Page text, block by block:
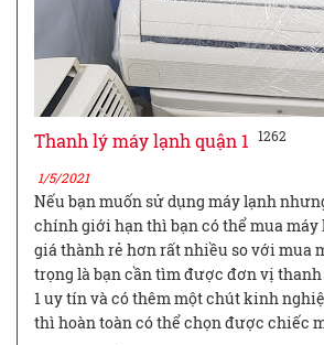
Thanh lý máy lạnh quận 1 1262
1/5/2021
Nếu bạn muốn sử dụng máy lạnh
chính giới hạn thì bạn có thể mua
giá thành rẻ hơn rất nhiều so với mua
trọng là bạn cần tìm được đơn vị
1 uy tín và có thêm một chút kinh
thì hoàn toàn có thể chọn được chiếc